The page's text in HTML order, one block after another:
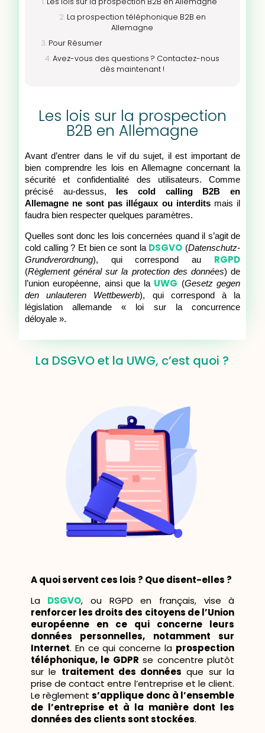
La prospection téléphonique B2B en
Allemagne
Pour Résumer
Avez-vous des questions ? Contactez-nous
dès maintenant !
Les lois sur la prospection
B2B en Allemagne
Avant d’entrer dans le vif du sujet, il est important de
bien comprendre les lois en Allemagne concernant la
sécurité et confidentialité des utilisateurs. Comme
précisé au-dessus, les cold calling B2B en
Allemagne ne sont pas illégaux ou interdits mais il
faudra bien respecter quelques paramètres.
Quelles sont donc les lois concernées quand il s’agit de
cold calling ? Et bien ce sont la DSGVO (Datenschutz-
Grundverordnung), qui correspond au RGPD
(Règlement général sur la protection des données) de
l’union européenne, ainsi que la UWG (Gesetz gegen
den unlauteren Wettbewerb), qui correspond à la
législation allemande « loi sur la concurrence
déloyale ».
La DSGVO et la UWG, c’est quoi ?
A quoi servent ces lois ? Que disent-elles ?
La DSGVO, ou RGPD en français, vise à
renforcer les droits des citoyens de l’Union
européenne en ce qui concerne leurs
données personnelles, notamment sur
Internet. En ce qui concerne la prospection
téléphonique, le GDPR se concentre plutôt
sur le traitement des données que sur la
prise de contact entre l’entreprise et le client.
Le règlements’applique donc à l’ensemble
de l’entreprise et à la manière dont les
données des clients sont stockées.